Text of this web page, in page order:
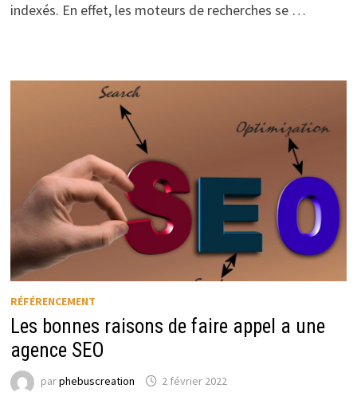
indexés. En effet, les moteurs de recherches se …
RÉFÉRENCEMENT
Les bonnes raisons de faire appel a une
agence SEO
parphebuscreation 2 février 2022